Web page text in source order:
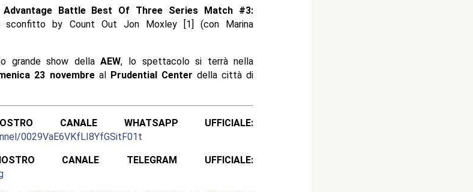
Advantage Battle Best Of Three Series Match #3:
sconfitto by Count Out Jon Moxley [1] (con Marina
grande show dellaAEW, lo spettacolo si terrà nella
23 novembre al Prudential Center della città di
CANALE WHATSAPP UFFICIALE:
0029VaE6VKfLI8YfGSitF01t
CANALE TELEGRAM UFFICIALE: